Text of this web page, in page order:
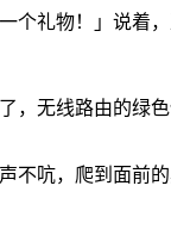
个礼物！」说着
无线路由的绿色
不吭，爬到面前